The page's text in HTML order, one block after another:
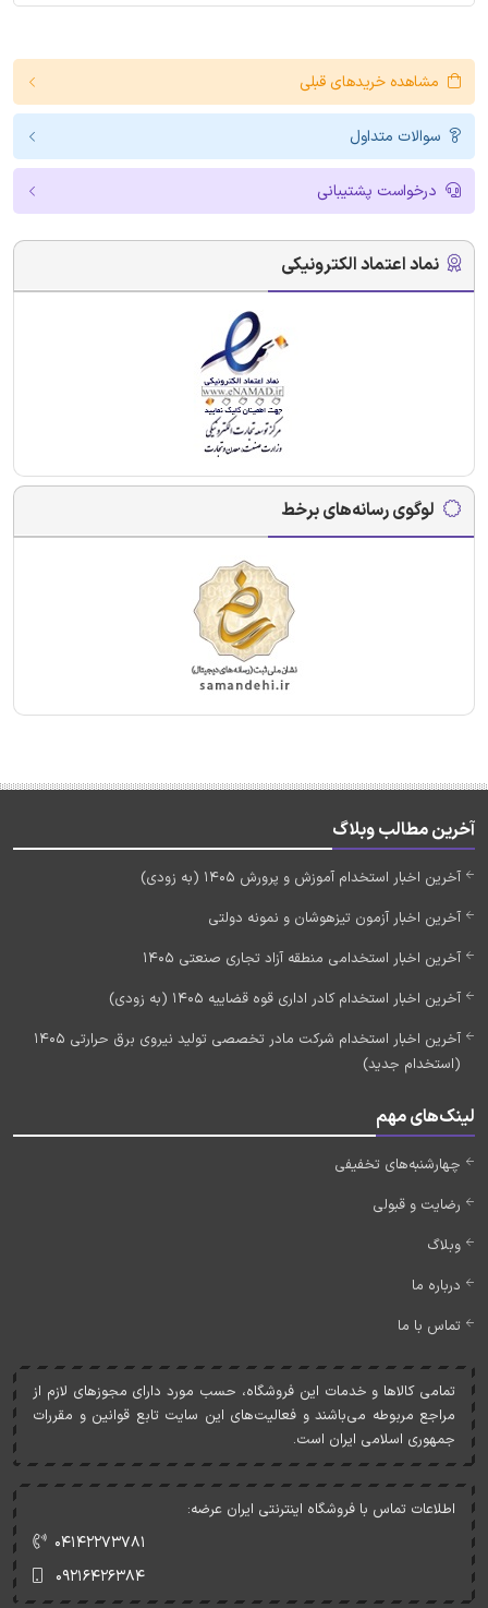
مشاهده خریدهای قبلی
سوالات متداول
درخواست پشتیبانی
نماد اعتماد الکترونیکی
لوگوی رسانه‌های برخط
آخرین مطالب وبلاگ
آخرین اخبار استخدام آموزش و پرورش 1405 (به زودی)
آخرین اخبار آزمون تیزهوشان و نمونه دولتی
آخرین اخبار استخدامی منطقه آزاد تجاری صنعتی 1405
آخرین اخبار استخدام کادر اداری قوه قضاییه 1405 (به زودی)
آخرین اخبار استخدام شرکت مادر تخصصی تولید نیروی برق حرارتی 1405
(استخدام جدید)
لینک‌های مهم
چهارشنبه‌های تخفیفی
رضایت و قبولی
وبلاگ
درباره ما
تماس با ما
تمامی کالاها و خدمات اين فروشگاه، حسب مورد دارای مجوزهای لازم از
مراجع مربوطه می‌باشند و فعاليت‌های اين سايت تابع قوانين و مقررات
جمهوری اسلامی ايران است.
اطلاعات تماس با فروشگاه اینترنتی ایران عرضه:
۰۴۱۴۲۲۷۳۷۸۱
۰۹۲۱۶۴۲۶۳۸۴